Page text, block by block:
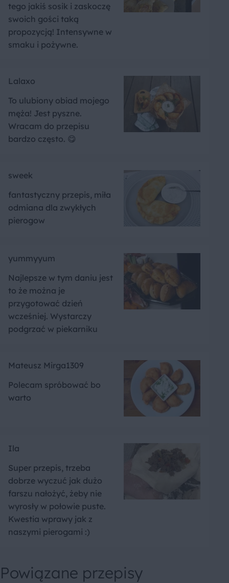
tego jakiś sosik i zaskoczę
swoich gości taką
propozycją! Intensywne w
smaku i pożywne.
Lalaxo
To ulubiony obiad mojego
męża! Jest pyszne.
Wracam do przepisu
bardzo często. 😋
sweek
fantastyczny przepis, miła
odmiana dla zwykłych
pierogow
yummyyum
Najlepsze w tym daniu jest
to że można je
przygotować dzień
wcześniej. Wystarczy
podgrzać w piekarniku
Mateusz Mirga1309
Polecam spróbować bo
warto
Ila
Super przepis, trzeba
dobrze wyczuć jak dużo
farszu nałożyć, żeby nie
wyrosły w połowie puste.
Kwestia wprawy jak z
naszymi pierogami :)
Powiązane przepisy